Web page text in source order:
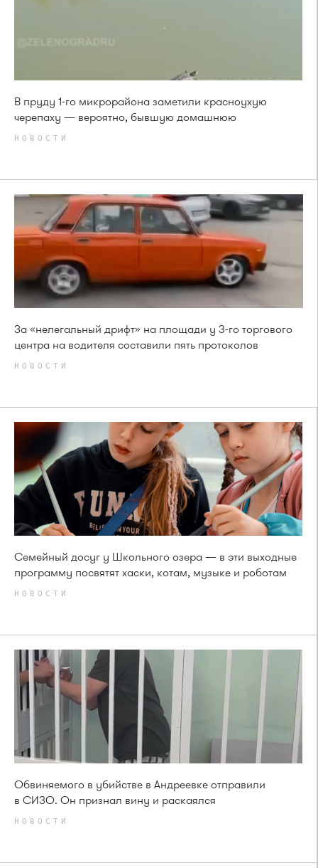
В пруду 1-го микрорайона заметили красноухую
черепаху — вероятно, бывшую домашнюю
НОВОСТИ
За «нелегальный дрифт» на площади у 3-го торгового
центра на водителя составили пять протоколов
НОВОСТИ
Семейный досуг у Школьного озера — в эти выходные
программу посвятят хаски, котам, музыке и роботам
НОВОСТИ
Обвиняемого в убийстве в Андреевке отправили
в СИЗО. Он признал вину и раскаялся
НОВОСТИ